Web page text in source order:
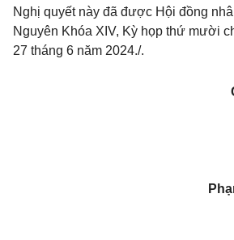
Nghị quyết này đã được Hội đồng
Nguyên Khóa XIV, Kỳ họp thứ mười
27 tháng 6 năm 2024./.